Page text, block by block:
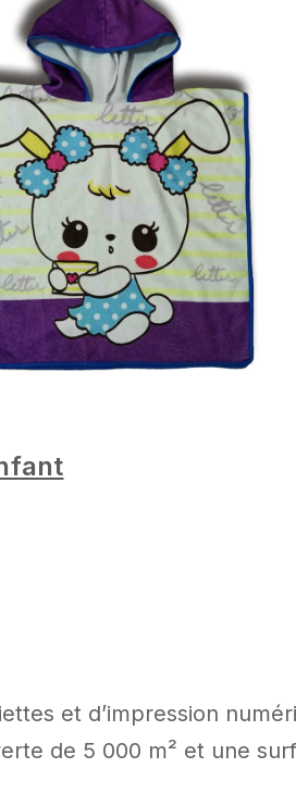
et d’impression
de 5 000 m² et une